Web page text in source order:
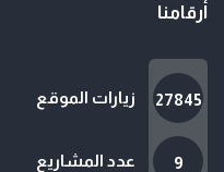
أرقامنا
27845 زيارات الموقع
9 عدد المشاريع